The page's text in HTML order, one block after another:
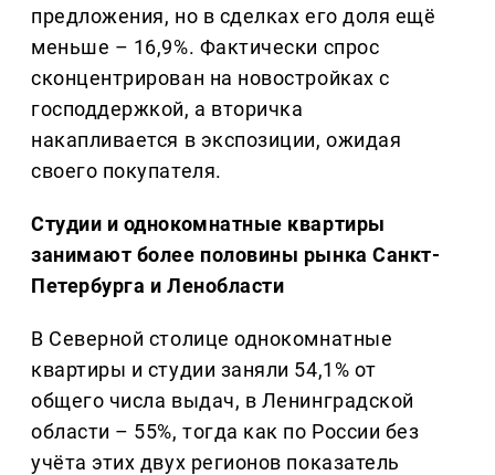
предложения, но в сделках его доля ещё
меньше – 16,9%. Фактически спрос
сконцентрирован на новостройках с
господдержкой, а вторичка
накапливается в экспозиции, ожидая
своего покупателя.
Студии и однокомнатные квартиры
занимают более половины рынка Санкт-
Петербурга и Ленобласти
В Северной столице однокомнатные
квартиры и студии заняли 54,1% от
общего числа выдач, в Ленинградской
области – 55%, тогда как по России без
учёта этих двух регионов показатель